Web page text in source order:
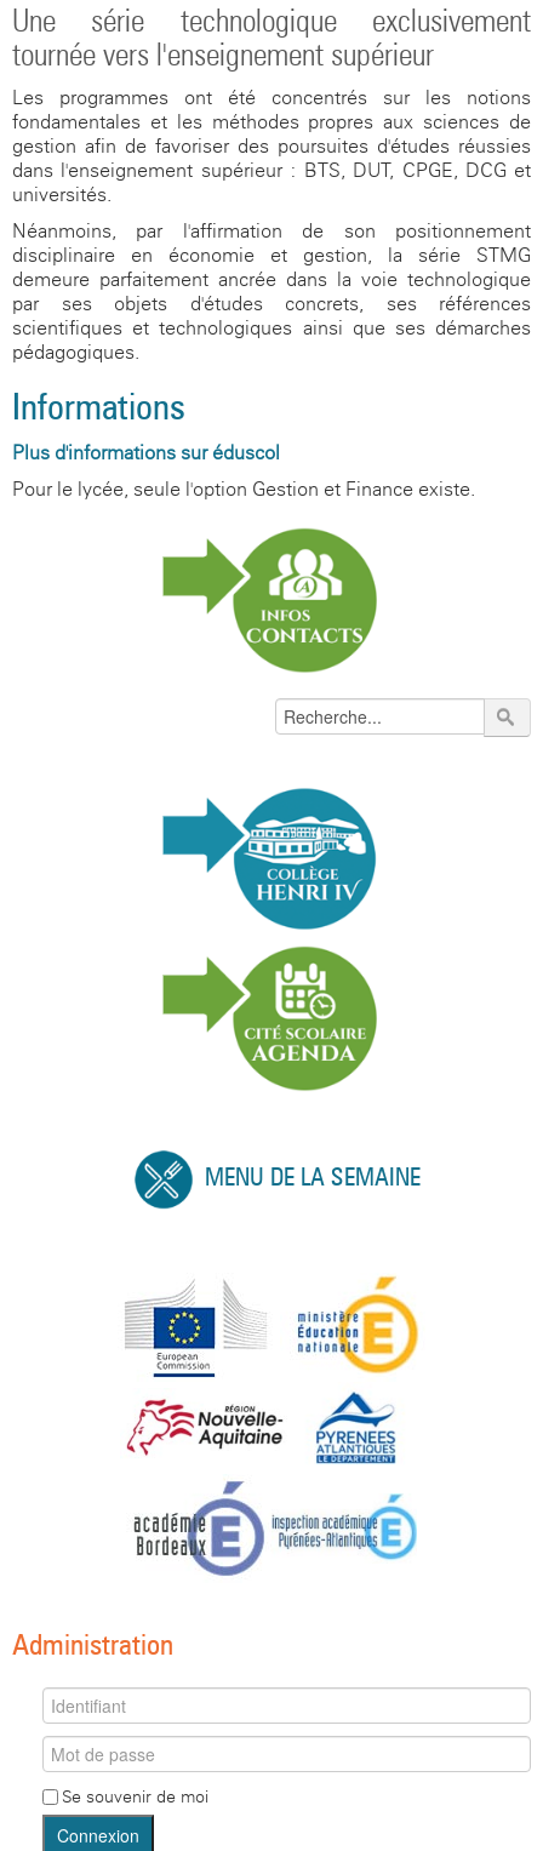
Une série technologique exclusivement
tournée vers l'enseignement supérieur
Les programmes ont été concentrés sur les notions
fondamentales et les méthodes propres aux sciences de
gestion afin de favoriser des poursuites d'études réussies
dans l'enseignement supérieur : BTS, DUT, CPGE, DCG et
universités.
Néanmoins, par l'affirmation de son positionnement
disciplinaire en économie et gestion, la série STMG
demeure parfaitement ancrée dans la voie technologique
par ses objets d'études concrets, ses références
scientifiques et technologiques ainsi que ses démarches
pédagogiques.
Informations
Plus d'informations sur éduscol
Pour le lycée, seule l'option Gestion et Finance existe.
MENU DE LA SEMAINE
Administration
Se souvenir de moi
Connexion